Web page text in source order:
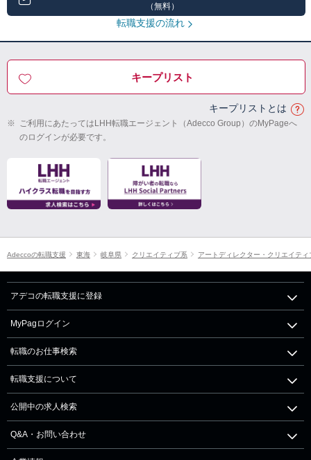
（無料）
転職支援の流れ
キープリスト
キープリストとは
※ ご利用にあたってはLHH転職エージェント（Adecco Group）のMyPageへ
のログインが必要です。
Adeccoの転職支援 東海 岐阜県 クリエイティブ系 アートディレクター・クリエイテ
アデコの転職支援に登録
MyPagログイン
転職のお仕事検索
転職支援について
公開中の求人検索
Q&A・お問い合わせ